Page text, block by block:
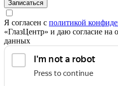
Записаться
Я согласен с политикой
«ГлазЦентр» и даю согласие на
данных